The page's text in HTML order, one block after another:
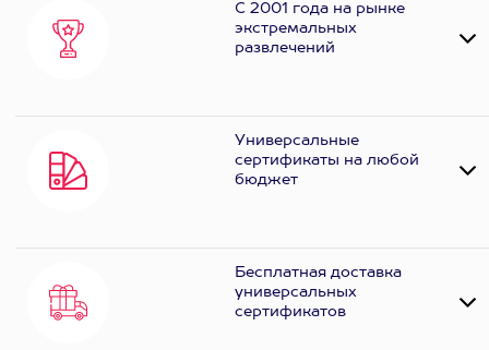
С 2001 года на рынке
экстремальных
развлечений
Универсальные
сертификаты на любой
бюджет
Бесплатная доставка
универсальных
сертификатов